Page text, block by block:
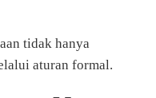
tidak hanya
aturan formal.